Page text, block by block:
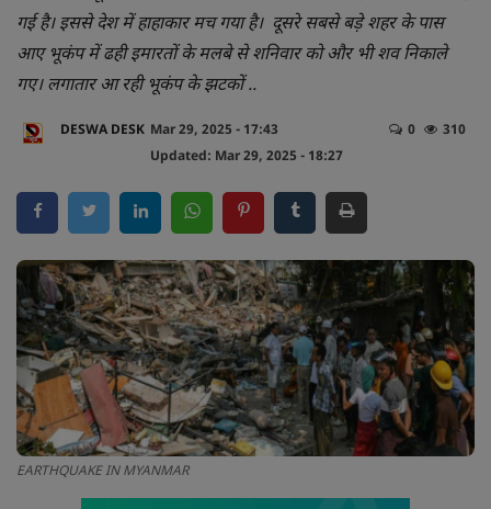
व्यापार
लाइफस्टाइल
करियर
टेक्नोलॉजी
हेल्थ
वायरल न्यूज़
खाना खजाना
गई है। इससे देश में हाहाकार मच गया है। दूसरे सबसे बड़े शहर के पास
आए भूकंप में ढही इमारतों के मलबे से शनिवार को और भी शव निकाले
गए। लगातार आ रही भूकंप के झटकों ..
DESWA DESK Mar 29, 2025 - 17:43
Updated: Mar 29, 2025 - 18:27
0 310
EARTHQUAKE IN MYANMAR